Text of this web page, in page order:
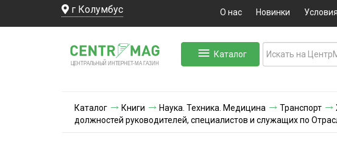
г Колумбус О нас Новинки
ЦЕНТРАЛЬНЫЙ ИНТЕРНЕТ-МА ГАЗИН
Каталог
Каталог Книги Наука. Техника. Медицина Транспорт
должностей руководителей, специалистов и служащих по